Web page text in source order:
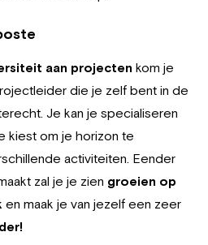
aan projecten kom je
die je zelf bent in de
Je kan je specialiseren
kiest om je horizon te
activiteiten. Eender
zal je je zien groeien op
en maak je van jezelf een zeer